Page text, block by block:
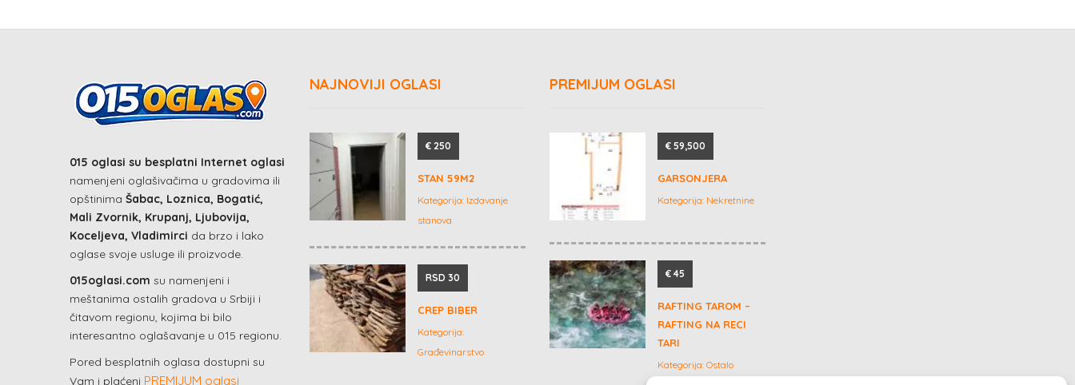
015 oglasi su besplatni Internet oglasi
namenjeni oglašivačima u gradovima ili
opštinima Šabac, Loznica, Bogatić,
Mali Zvornik, Krupanj, Ljubovija,
Koceljeva, Vladimirci da brzo i lako
oglase svoje usluge ili proizvode.
015oglasi.com su namenjeni i
meštanima ostalih gradova u Srbiji i
čitavom regionu, kojima bi bilo
interesantno oglašavanje u 015 regionu.
Pored besplatnih oglasa dostupni su
Vam i plaćeni PREMIJUM oglasi
NAJNOVIJI OGLASI
€ 250
STAN 59M2
Kategorija: Izdavanje
stanova
RSD 30
CREP BIBER
Kategorija:
Građevinarstvo
PREMIJUM OGLASI
€ 59,500
GARSONJERA
Kategorija: Nekretnine
€ 45
RAFTING TAROM –
RAFTING NA RECI
TARI
Kategorija: Ostalo